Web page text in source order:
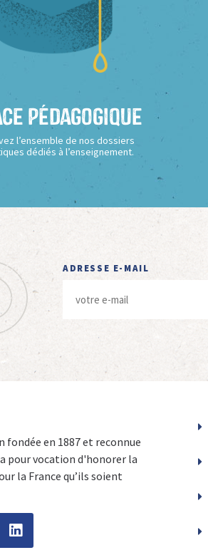
Pédagogique
l’ensemble de nos dossiers
dédiés à l’enseignement.
ADRESSE E-MAIL
fondée en 1887 et reconnue
pour vocation d'honorer la
la France qu’ils soient